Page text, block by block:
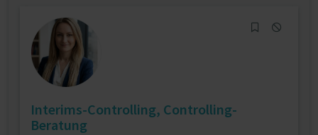
Interims-Controlling, Controlling-
Beratung